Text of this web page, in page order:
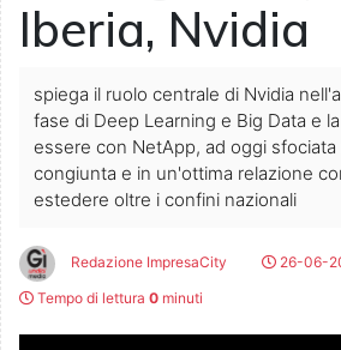
Iberia, Nvidia
spiega il ruolo centrale di Nvidia
fase di Deep Learning e Big Data e
essere con NetApp, ad oggi
congiunta e in un'ottima relazione
estedere oltre i confini nazionali
Redazione ImpresaCity
26-06-
Tempo di lettura 0 minuti